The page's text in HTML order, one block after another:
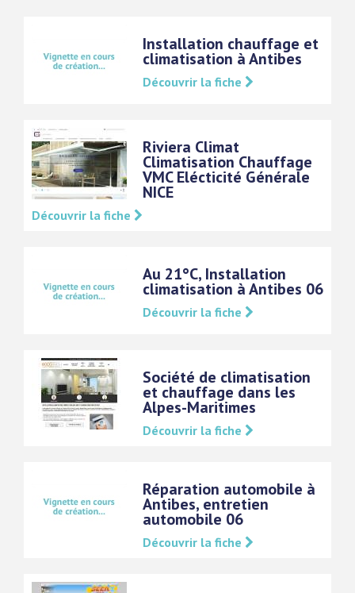
Installation chauffage et
climatisation à Antibes
Découvrir la fiche
Riviera Climat
Climatisation Chauffage
VMC Elécticité Générale
NICE
Découvrir la fiche
Au 21°C, Installation
climatisation à Antibes 06
Découvrir la fiche
Société de climatisation
et chauffage dans les
Alpes-Maritimes
Découvrir la fiche
Réparation automobile à
Antibes, entretien
automobile 06
Découvrir la fiche